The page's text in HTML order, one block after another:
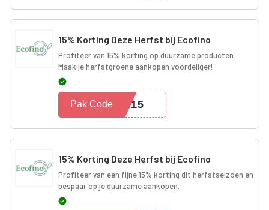
15% Korting Deze Herfst bij Ecofino
Profiteer van 15% korting op duurzame producten.
Maak je herfstgroene aankopen voordeliger!
MN15
Pak Code
15% Korting Deze Herfst bij Ecofino
Profiteer van een fijne 15% korting dit herfstseizoen en
bespaar op je duurzame aankopen.